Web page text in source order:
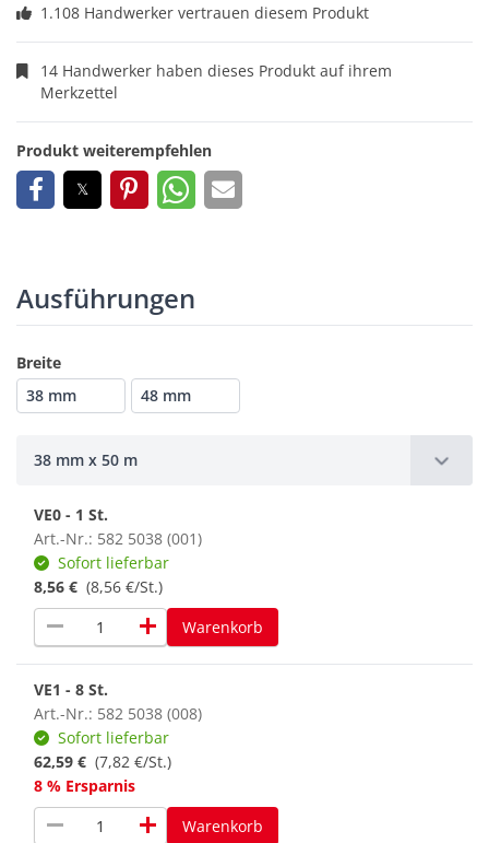
1.108 Handwerker vertrauen diesem Produkt
14 Handwerker haben dieses Produkt auf ihrem
Merkzettel
Produkt weiterempfehlen
Ausführungen
Breite
38 mm
48 mm
38 mm x 50 m
VE0 - 1 St.
Art.-Nr.: 582 5038 (001)
Sofort lieferbar
8,56 € (8,56 €/St.)
remove add Warenkorb
VE1 - 8 St.
Art.-Nr.: 582 5038 (008)
Sofort lieferbar
62,59 € (7,82 €/St.)
8 % Ersparnis
remove add Warenkorb